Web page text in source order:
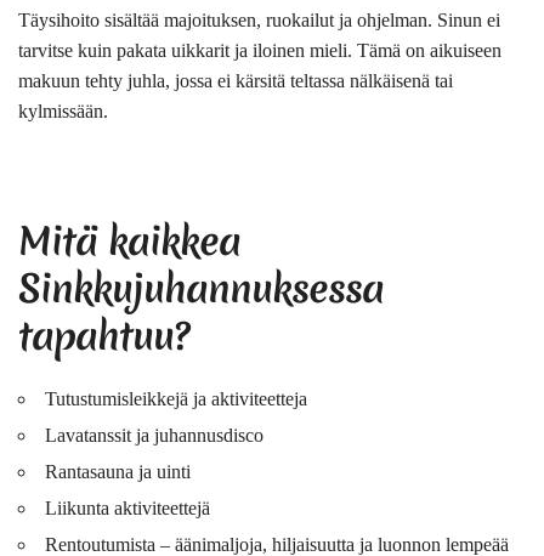
Täysihoito sisältää majoituksen, ruokailut ja ohjelman. Sinun ei
tarvitse kuin pakata uikkarit ja iloinen mieli. Tämä on aikuiseen
makuun tehty juhla, jossa ei kärsitä teltassa nälkäisenä tai
kylmissään.
Mitä kaikkea
Sinkkujuhannuksessa
tapahtuu?
Tutustumisleikkejä ja aktiviteetteja
Lavatanssit ja juhannusdisco
Rantasauna ja uinti
Liikunta aktiviteettejä
Rentoutumista – äänimaljoja, hiljaisuutta ja luonnon lempeää